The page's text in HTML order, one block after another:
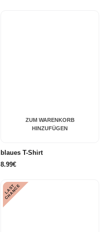
ZUM WARENKORB
HINZUFÜGEN
blaues T-Shirt
8.99€
L
A
S
T
C
H
A
N
C
E